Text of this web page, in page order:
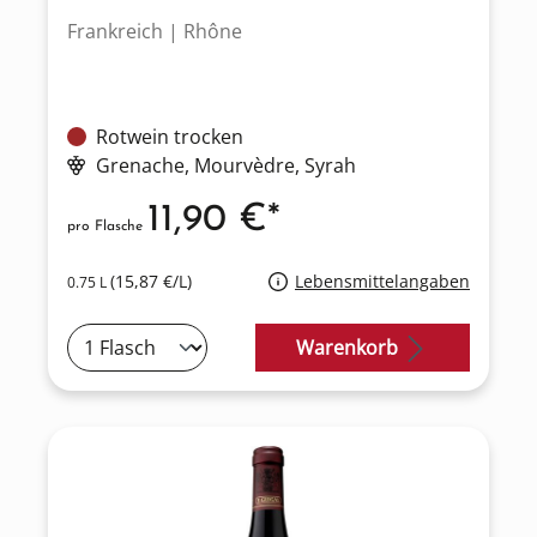
Frankreich | Rhône
Rotwein trocken
Grenache, Mourvèdre, Syrah
0.75 L(15,87 €/L) Lebensmittelangaben
pro Flasche 11,90 €*
Warenkorb